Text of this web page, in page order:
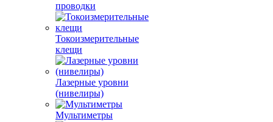
проводки
Токоизмерительные
клещи
Лазерные уровни
(нивелиры)
Мультиметры